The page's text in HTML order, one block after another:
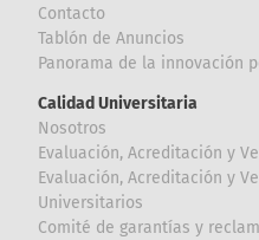
Contacto
Tablón de Anuncios
Panorama de la innovación
Calidad Universitaria
Nosotros
Evaluación, Acreditación y
Evaluación, Acreditación y
Universitarios
Comité de garantías y